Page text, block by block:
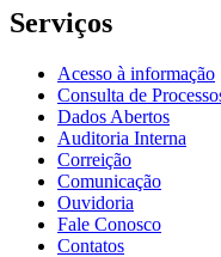
Serviços
Acesso à informação
Consulta de
Dados Abertos
Auditoria Interna
Correição
Comunicação
Ouvidoria
Fale Conosco
Contatos